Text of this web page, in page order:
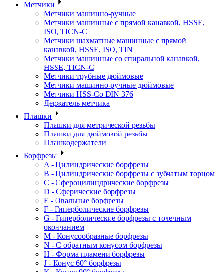
Метчики
Метчики машинно-ручные
Метчики машинные с прямой канавкой, HSSE,
ISO, TICN-C
Метчики шахматные машинные с прямой
канавкой, HSSE, ISO, TIN
Метчики машинные со спиральной канавкой,
HSSE, TICN-C
Метчики трубные дюймовые
Метчики машинно-ручные дюймовые
Метчики HSS-Co DIN 376
Держатель метчика
Плашки
Плашки для метрической резьбы
Плашки для дюймовой резьбы
Плашкодержатели
Борфрезы
A - Цилиндрические борфрезы
B - Цилиндрические борфрезы с зубчатым торцом
C - Сфероцилиндрические борфрезы
D - Сферические борфрезы
E - Овальные борфрезы
F - Гиперболические борфрезы
G - Гиперболические борфрезы с точечным
окончанием
M - Конусообразные борфрезы
N - С обратным конусом борфрезы
H - Форма пламени борфрезы
J - Конус 60° борфрезы